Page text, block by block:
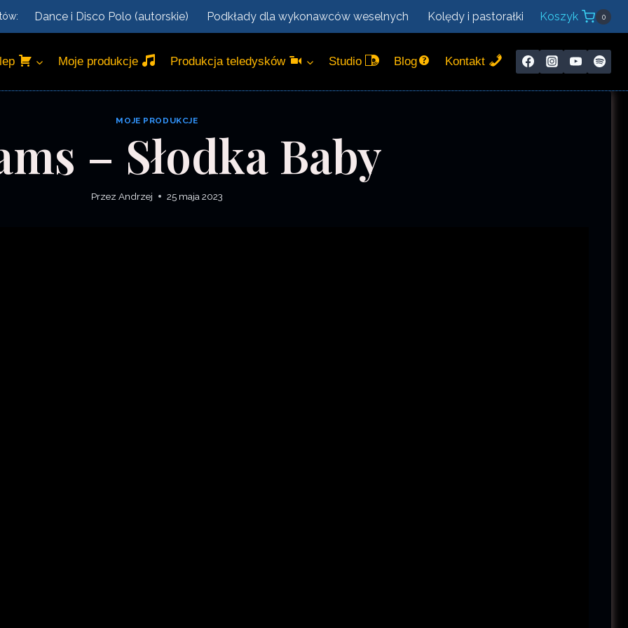
Dance i Disco Polo (autorskie) Podkłady dla wykonawców weselnych Kolędy i pastorałki Koszyk 0
Moje produkcje Produkcja teledysków Studio Blog Kontakt
MOJE PRODUKCJE
– Słodka Baby
Przez Andrzej 25 maja 2023